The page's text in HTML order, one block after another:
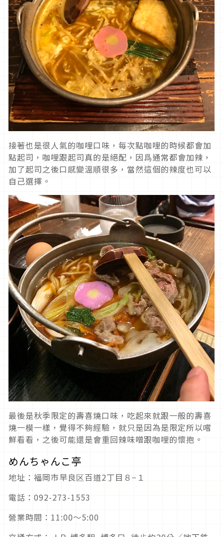
接著也是很人氣的咖哩口味，每次點咖哩的時候都會加
點起司，咖哩跟起司真的是絕配，因爲通常都會加辣，
加了起司之後口感變溫順很多，當然這個的辣度也可以
自己選擇。
最後是秋季限定的壽喜燒口味，吃起來就跟一般的壽喜
燒一模一樣，覺得不夠經驗，就只是因為是限定所以嚐
鮮看看，之後可能還是會重回辣味噌跟咖哩的懷抱。
めんちゃんこ亭
地址：福岡市早良区百道2丁目８−１
電話：092-273-1553
營業時間：11:00〜5:00